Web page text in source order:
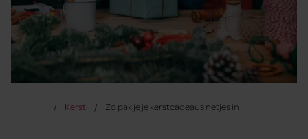
Kerst Zo pak je je kerstcadeaus netjes in